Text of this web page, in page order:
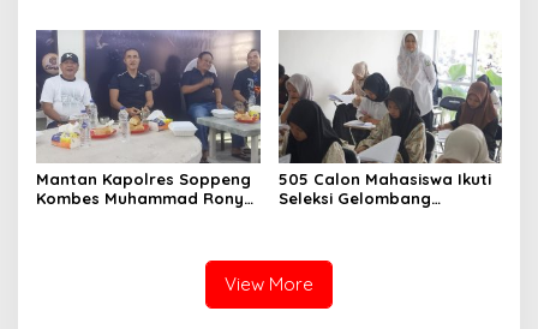
Unggul
Mantan Kapolres Soppeng
Kombes Muhammad Rony
505 Calon Mahasiswa Ikuti
Seleksi Gelombang
View More